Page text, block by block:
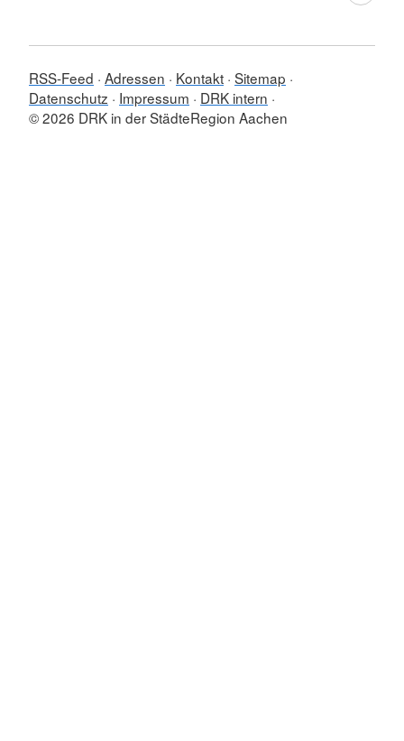
RSS-Feed Adressen Kontakt Sitemap
Datenschutz
Impressum
DRK intern
© 2026 DRK in der StädteRegion Aachen